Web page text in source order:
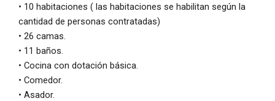
• 10 habitaciones ( las habitaciones se habilitan según la
cantidad de personas contratadas)
• 26 camas.
• 11 baños.
• Cocina con dotación básica.
• Comedor.
• Asador.